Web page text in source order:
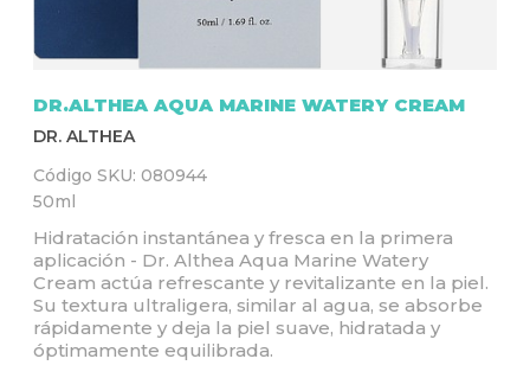
DR.ALTHEA AQUA MARINE WATERY CREAM
DR. ALTHEA
Código SKU: 080944
50ml
Hidratación instantánea y fresca en la primera
aplicación - Dr. Althea Aqua Marine Watery
Cream actúa refrescante y revitalizante en la piel.
Su textura ultraligera, similar al agua, se absorbe
rápidamente y deja la piel suave, hidratada y
óptimamente equilibrada.